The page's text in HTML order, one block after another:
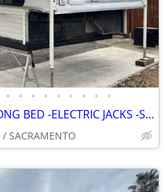
• • • • • • • • •
LANCE CAMPER -SHORT/LONG BED -ELECTRIC JACKS -SELF CONTAINED
SACRAMENTO